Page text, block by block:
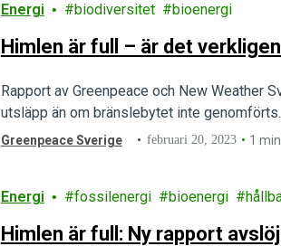
Energi biodiversitet bioenergi
Himlen är full – är det
Rapport av Greenpeace och New Weather
utsläpp än om bränslebytet inte genomförts.
Greenpeace Sverige februari 20, 2023 1
Energi fossilenergi bioenergi
Himlen är full: Ny rapport